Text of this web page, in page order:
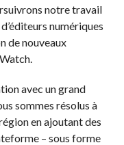
notre travail
numériques
de nouveaux
avec un grand
sommes résolus à
en ajoutant des
– sous forme